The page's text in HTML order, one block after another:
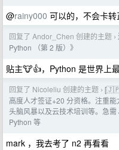
@rainy000 可以的，不会卡转
回复了 Andor_Chen 创建的主题 ›
Python （第 2 版）》
贴主🐮👍，Python 是世界上
回复了 Nicoleliu 创建的主题 › [🇯🇵
高度人才签证+20 分资格。注重能
头脑风暴以及云技术培训等。急
Python 等
mark ，我去考了 n2 再看看